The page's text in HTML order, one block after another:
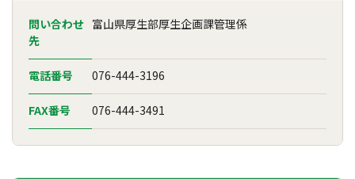
問い合わせ
先
富山県厚生部厚生企画課管理係
電話番号 076-444-3196
FAX番号 076-444-3491